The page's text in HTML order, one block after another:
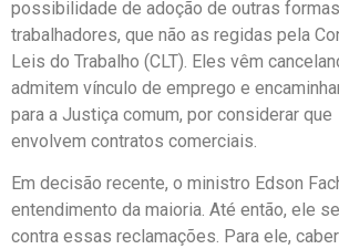
possibilidade de adoção de outras
trabalhadores, que não as regidas pela
Leis do Trabalho (CLT). Eles vêm
admitem vínculo de emprego e
para a Justiça comum, por considerar que
envolvem contratos comerciais.
Em decisão recente, o ministro Edson
entendimento da maioria. Até então, ele
contra essas reclamações. Para ele,